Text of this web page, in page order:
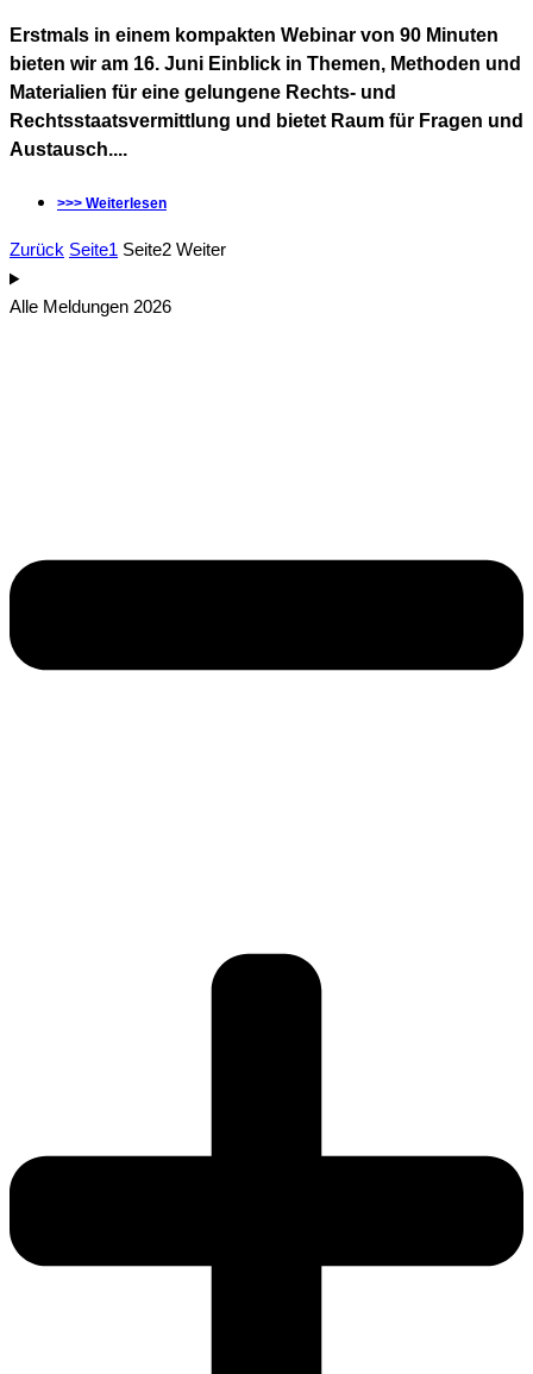
Erstmals in einem kompakten Webinar von 90 Minuten
bieten wir am 16. Juni Einblick in Themen, Methoden und
Materialien für eine gelungene Rechts- und
Rechtsstaatsvermittlung und bietet Raum für Fragen und
Austausch....
>>> Weiterlesen
Zurück Seite1 Seite2 Weiter
Alle Meldungen 2026